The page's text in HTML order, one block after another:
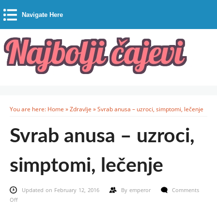
Navigate Here
You are here: Home »Zdravlje »Svrab anusa – uzroci, simptomi, lečenje
Svrab anusa – uzroci,
simptomi, lečenje
Updated on February 12, 2016 By emperor
Comments
Offon